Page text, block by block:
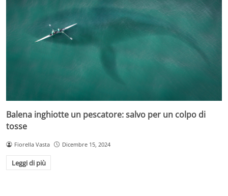
Balena inghiotte un pescatore: salvo per un colpo di
tosse
Fiorella Vasta Dicembre 15, 2024
Leggi di più